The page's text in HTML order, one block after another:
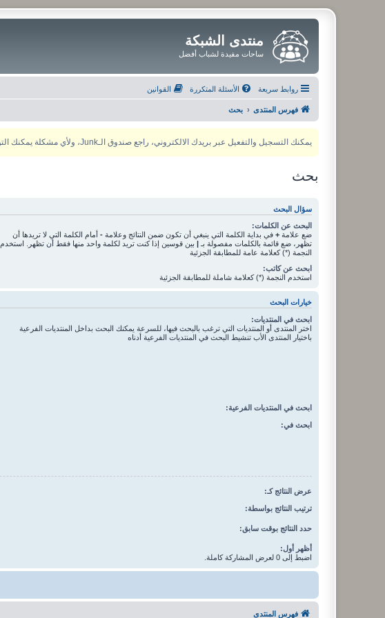
منتدى الشبكة
ساحات مفيدة لشباب أفضل
روابط سريعة الأسئلة المتكررة القوانين
فهرس المنتدى بحث
يمكنك التسجيل والتفعيل عبر بريدك الالكتروني، راجع صندوق الـJunk، ولأي مشكلة يمكنك التواصل مع مدير المنتدى عبر أي من وسائل التواصل الاجتماعي
بحث
سؤال البحث
البحث عن الكلمات:
ضع علامة + في بداية الكلمة التي ينبغي أن تكون ضمن النتائج وعلامة - أمام الكلمة التي لا تريدها أن
تظهر، ضع قائمة بالكلمات مفصولة بـ | بين قوسين إذا كنت تريد لكلمة واحد منها فقط أن تظهر. استخدم
النجمة (*) كعلامة عامة للمطابقة الجزئية
ابحث عن كاتب:
استخدم النجمة (*) كعلامة شاملة للمطابقة الجزئية
خيارات البحث
ابحث في المنتديات:
اختر المنتدى أو المنتديات التي ترغب بالبحث فيها، للسرعة يمكنك البحث بداخل المنتديات الفرعية
باختيار المنتدى الأب تنشيط البحث في المنتديات الفرعية أدناه
ابحث في المنتديات الفرعية:
ابحث في:
عرض النتائج كـ:
ترتيب النتائج بواسطة:
حدد النتائج بوقت سابق:
أظهر أول:
اضبط إلى 0 لعرض المشاركة كاملة.
فهرس المنتدى